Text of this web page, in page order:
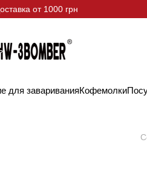
от 1000 грн
для завариванияКофемолки